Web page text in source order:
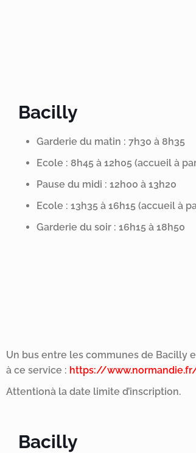
Bacilly
Garderie du matin : 7h30 à 8h35
Ecole : 8h45 à 12h05 (accueil à
Pause du midi : 12h00 à 13h20
Ecole : 13h35 à 16h15 (accueil à
Garderie du soir : 16h15 à 18h50
Un bus entre les communes de Bacilly
à ce service : https://
Attentionà la date limite d’inscription.
Bacilly